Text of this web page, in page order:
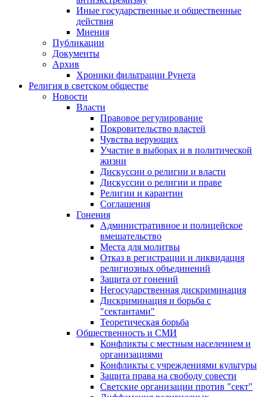
Иные государственные и общественные
действия
Мнения
Публикации
Документы
Архив
Хроники фильтрации Рунета
Религия в светском обществе
Новости
Власти
Правовое регулирование
Покровительство властей
Чувства верующих
Участие в выборах и в политической
жизни
Дискуссии о религии и власти
Дискуссии о религии и праве
Религии и карантин
Соглашения
Гонения
Административное и полицейское
вмешательство
Места для молитвы
Отказ в регистрации и ликвидация
религиозных объединений
Защита от гонений
Негосударственная дискриминация
Дискриминация и борьба с
"сектантами"
Теоретическая борьба
Общественность и СМИ
Конфликты с местным населением и
организациями
Конфликты с учреждениями культуры
Защита права на свободу совести
Светские организации против "сект"